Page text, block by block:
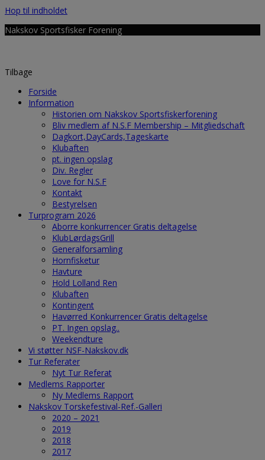
Hop til indholdet
Nakskov Sportsfisker Forening
Tilbage
Forside
Information
Historien om Nakskov Sportsfiskerforening
Bliv medlem af N.S.F Membership – Mitgliedschaft
Dagkort,DayCards,Tageskarte
Klubaften
pt. ingen opslag
Div. Regler
Love for N.S.F
Kontakt
Bestyrelsen
Turprogram 2026
Aborre konkurrencer Gratis deltagelse
KlubLørdagsGrill
Generalforsamling
Hornfisketur
Havture
Hold Lolland Ren
Klubaften
Kontingent
Havørred Konkurrencer Gratis deltagelse
PT. Ingen opslag..
Weekendture
Vi støtter NSF-Nakskov.dk
Tur Referater
Nyt Tur Referat
Medlems Rapporter
Ny Medlems Rapport
Nakskov Torskefestival-Ref.-Galleri
2020 – 2021
2019
2018
2017